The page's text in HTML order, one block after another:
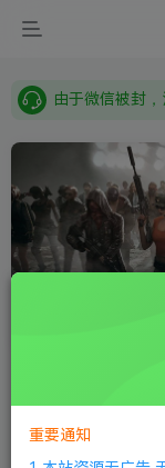
子分类
标签
经典怀旧
重要通知